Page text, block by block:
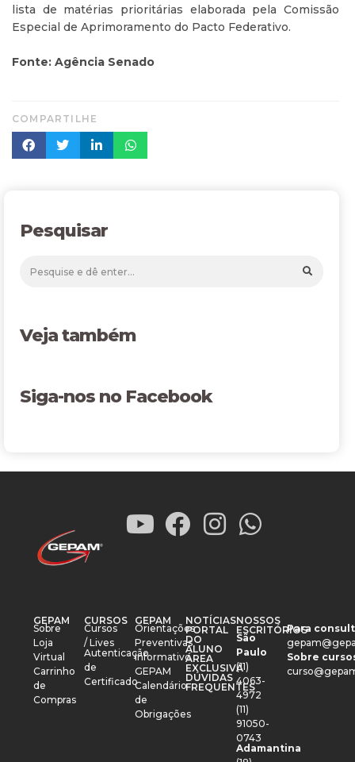
lista de matérias prioritárias elaborada pela Comissão
Especial de Aprimoramento do Pacto Federativo.
Fonte: Agência Senado
COMPARTILHE
Pesquisar
Veja também
Siga-nos no Facebook
GEPAM
Sobre
Loja
Virtual
Carrinho
de
Compras
CURSOS
Cursos
/ Lives
Autenticação
de
Certificado
GEPAM
Orientações
Preventivas
Informativo
GEPAM
Calendário
de
Obrigações
NOTÍCIAS
PORTAL
DO
ALUNO
ÁREA
EXCLUSIVA
DÚVIDAS
FREQUENTES
NOSSOS
ESCRITÓRIOS
São
Paulo
(11)
4063-
4972
(11)
91050-
0743
Adamantina
Para
Sobre